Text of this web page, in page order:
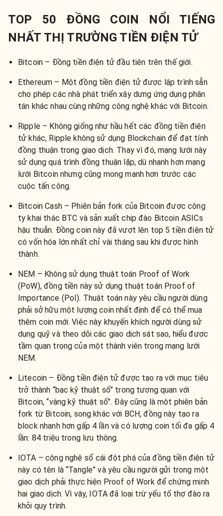
TOP 50 ĐỒNG COIN NỔI TIẾNG
NHẤT THỊ TRƯỜNG TIỀN ĐIỆN TỬ
Bitcoin – Đồng tiền điện tử đầu tiên trên thế giới.
Ethereum – Một đồng tiền điện tử được lập trình sẵn
cho phép các nhà phát triển xây dưng ứng dụng phân
tán khác nhau cùng những công nghệ khác với Bitcoin.
Ripple – Không giống như hầu hết các đồng tiền điện
tử khác, Ripple không sử dụng Blockchain để đạt tính
đồng thuận trong giao dịch. Thay vì đó, mạng lưới này
sử dụng quá trình đồng thuận lặp, dù nhanh hơn mạng
lưới Bitcoin nhưng cũng mong manh hơn trước các
cuộc tấn công.
Bitcoin Cash – Phiên bản fork của Bitcoin được công
ty khai thác BTC và sản xuất chip đào Bitcoin ASICs
hậu thuẫn. Đồng coin này đã vượt lên top 5 tiền điện tử
có vốn hóa lớn nhất chỉ vài tháng sau khi được hình
thành.
NEM – Không sử dụng thuật toán Proof of Work
(PoW), đồng tiền này sử dụng thuật toán Proof of
Importance (PoI). Thuật toán này yêu cầu người dùng
phải sở hữu một lượng coin nhất định để có thể mua
thêm coin mới. Việc này khuyến khích người dùng sử
dụng quỹ và theo dõi các giao dịch sát sao, hiểu được
tầm quan trọng của một thành viên trong mạng lưới
NEM.
Litecoin – Đồng tiền điện tử được tạo ra với mục tiêu
trở thành “bạc kỹ thuật số” trong tương quan với
Bitcoin, “vàng kỹ thuật số”. Đây cũng là một phiên bản
fork từ Bitcoin, song khác với BCH, đồng này tạo ra
block nhanh hơn gấp 4 lần và có lượng coin tối đa gấp 4
lần: 84 triệu trong lưu thông.
IOTA – công nghệ sổ cái đột phá của đồng tiền điện tử
này có tên là “Tangle” và yêu cầu người gửi trong một
giao dịch phải thực hiện Proof of Work để chứng minh
hai giao dịch. Vì vậy, IOTA đã loại trừ yếu tố thợ đào ra
khỏi quy trình.